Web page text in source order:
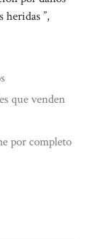
heridas ”,
que venden
por completo